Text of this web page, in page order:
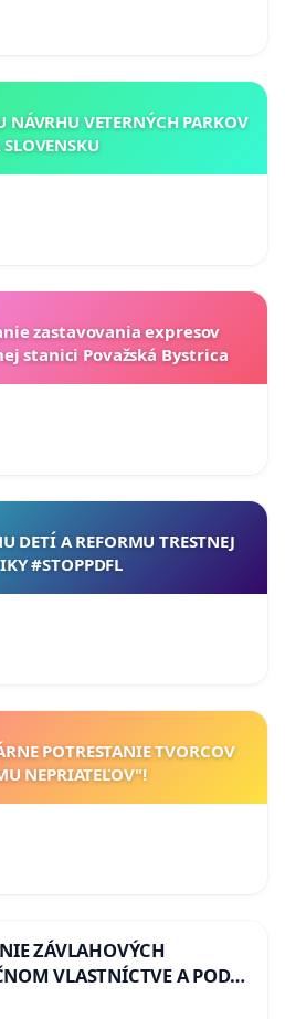
NÁVRHU VETERNÝCH PARKOV
zastavovania expresov
stanici Považská Bystrica
DETÍ A REFORMU TRESTNEJ
#STOPPDFL
POTRESTANIE TVORCOV
NEPRIATEĽOV"!
ZÁVLAHOVÝCH
VLASTNÍCTVE A POD
REPUBLIKY & žiadosť